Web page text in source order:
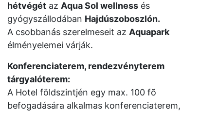
hétvégét az Aqua Sol wellness és
gyógyszállodában Hajdúszoboszlón.
A csobbanás szerelmeseit az Aquapark
élményelemei várják.
Konferenciaterem, rendezvényterem
tárgyalóterem:
A Hotel földszintjén egy max. 100 fõ
befogadására alkalmas konferenciaterem,